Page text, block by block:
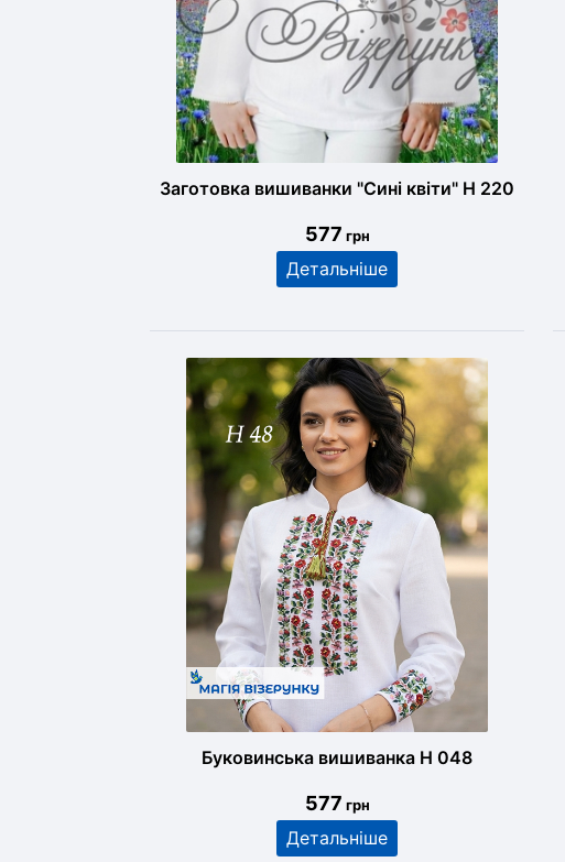
Заготовка вишиванки "Сині квіти" Н 220
577 грн
Детальніше
Буковинська вишиванка Н 048
577 грн
Детальніше